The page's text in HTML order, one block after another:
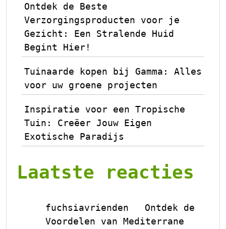
Ontdek de Beste
Verzorgingsproducten voor je
Gezicht: Een Stralende Huid
Begint Hier!
Tuinaarde kopen bij Gamma: Alles
voor uw groene projecten
Inspiratie voor een Tropische
Tuin: Creëer Jouw Eigen
Exotische Paradijs
Laatste reacties
fuchsiavrienden
Ontdek de
Voordelen van Mediterrane